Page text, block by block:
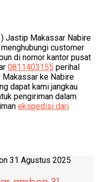
Jastip Makassar Nabire
customer
di nomor kantor pusat
0811403155 perihal
ke Nabire
dapat kami jangkau
pengiriman dalam
ekspedisi dari